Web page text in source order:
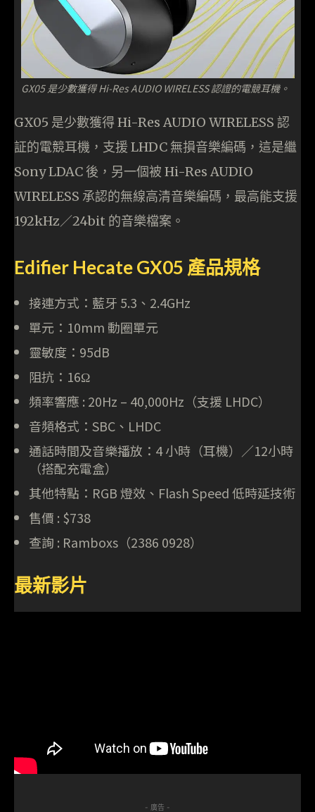
GX05 是少數獲得 Hi-Res AUDIO WIRELESS 認證的電競耳機。
GX05 是少數獲得 Hi-Res AUDIO WIRELESS 認
証的電競耳機，支援 LHDC 無損音樂編碼，這是繼
Sony LDAC 後，另一個被 Hi-Res AUDIO
WIRELESS 承認的無線高清音樂編碼，最高能支援
192kHz／24bit 的音樂檔案。
Edifier Hecate GX05 產品規格
接連方式：藍牙 5.3、2.4GHz
單元：10mm 動圈單元
靈敏度：95dB
阻抗：16Ω
頻率響應 : 20Hz – 40,000Hz（支援 LHDC）
音頻格式：SBC、LHDC
通話時間及音樂播放：4 小時（耳機）／12小時
（搭配充電盒）
其他特點：RGB 燈效、Flash Speed 低時延技術
售價 : $738
查詢 : Ramboxs（2386 0928）
最新影片
- 廣告 -